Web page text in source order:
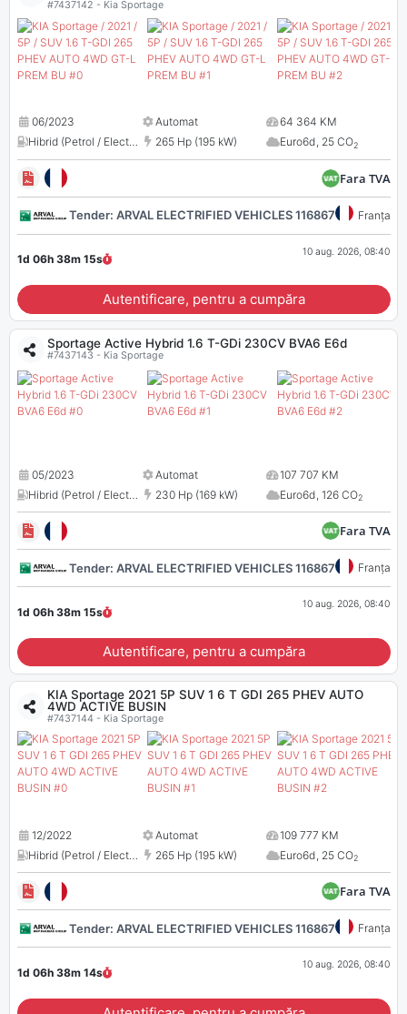
#7437142 - Kia Sportage
06/2023 Automat
64 364 KM
Hibrid (Petrol / Electric)
,1598 cm³
265 Hp (195 kW) Euro6d, 25 CO2
Fara TVA
Tender: ARVAL ELECTRIFIED VEHICLES 116867 Franța
1d 06h 38m 14s
10 aug. 2026, 08:40
Autentificare, pentru a cumpăra
Sportage Active Hybrid 1.6 T-GDi 230CV BVA6 E6d
#7437143 - Kia Sportage
05/2023 Automat
107 707 KM
Hibrid (Petrol / Electric)
,1598 cm³
230 Hp (169 kW) Euro6d, 126 CO2
Fara TVA
Tender: ARVAL ELECTRIFIED VEHICLES 116867 Franța
1d 06h 38m 14s
10 aug. 2026, 08:40
Autentificare, pentru a cumpăra
KIA Sportage 2021 5P SUV 1 6 T GDI 265 PHEV AUTO
4WD ACTIVE BUSIN
#7437144 - Kia Sportage
12/2022 Automat
109 777 KM
Hibrid (Petrol / Electric)
,1598 cm³
265 Hp (195 kW) Euro6d, 25 CO2
Fara TVA
Tender: ARVAL ELECTRIFIED VEHICLES 116867 Franța
1d 06h 38m 13s
10 aug. 2026, 08:40